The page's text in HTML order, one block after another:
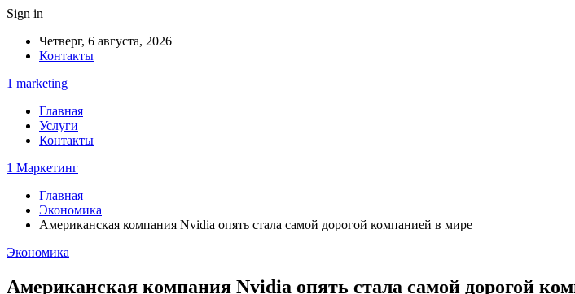
Sign in
Четверг, 6 августа, 2026
Контакты
1 marketing
Главная
Услуги
Контакты
1 Маркетинг
Главная
Экономика
Американская компания Nvidia опять стала самой дорогой компанией в мире
Экономика
Американская компания Nvidia опять стала самой дорогой